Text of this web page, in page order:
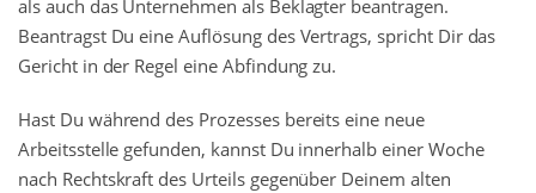
als auch das Unternehmen als Beklagter beantragen.
Beantragst Du eine Auflösung des Vertrags, spricht Dir das
Gericht in der Regel eine Abfindung zu.
Hast Du während des Prozesses bereits eine neue
Arbeitsstelle gefunden, kannst Du innerhalb einer Woche
nach Rechtskraft des Urteils gegenüber Deinem alten